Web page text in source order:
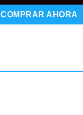
COMPRAR AHORA